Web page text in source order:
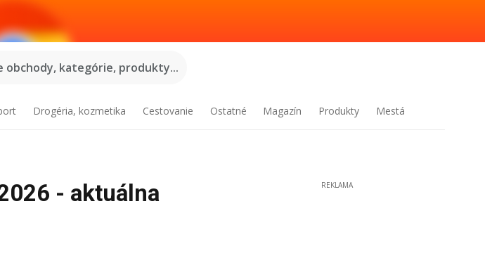
obchody, kategórie, produkty...
Drogéria, kozmetika Cestovanie Ostatné Magazín Produkty Mestá
- aktuálna
REKLAMA